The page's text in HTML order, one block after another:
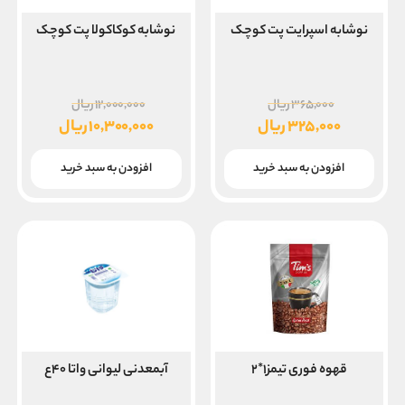
نوشابه اسپرایت پت کوچک
۳۶۵,۰۰۰ریال
اصلی
بود.
۳۲۵,۰۰۰ریال
فعلی
افزودن به سبد خرید
نوشابه کوکاکولا پت کوچک
۱۲,۰۰۰,۰۰۰ریال
اصلی
بود.
۱۰,۳۰۰,۰۰۰ریال
فعلی
افزودن به سبد خرید
قهوه فوری تیمز۱*۲ آبمعدنی لیوانی واتا ۴۰ع